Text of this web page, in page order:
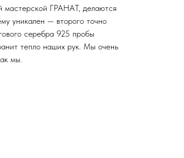
мастерской ГРАНАТ, делаются
уникален — второго точно
серебра 925 пробы
тепло наших рук. Мы очень
мы.